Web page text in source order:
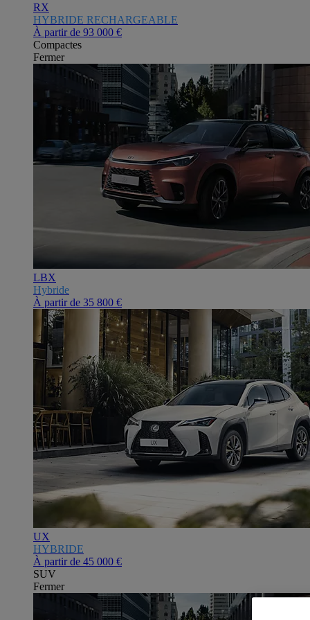
RX
HYBRIDE RECHARGEABLE
À partir de 93 000 €
Compactes
Fermer
LBX
Hybride
À partir de 35 800 €
UX
HYBRIDE
À partir de 45 000 €
SUV
Fermer